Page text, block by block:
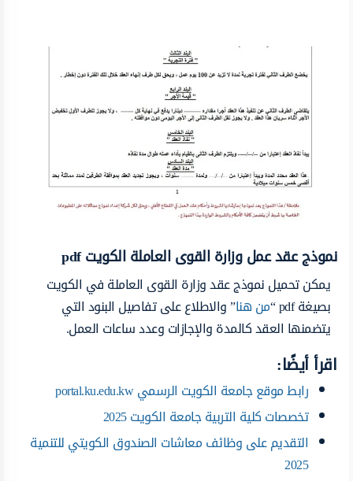
نموذج عقد عمل وزارة القوى العاملة الكويت pdf
يمكن تحميل نموذج عقد وزارة القوى العاملة في الكويت
بصيغة pdf “
من هنا” والاطلاع على تفاصيل البنود التي
يتضمنها العقد كالمدة والإجازات وعدد ساعات العمل.
اقرأ أيضًا:
رابط موقع جامعة الكويت الرسمي portal.ku.edu.kw
تخصصات كلية التربية جامعة الكويت 2025
التقديم على وظائف معاشات الصندوق الكويتي للتنمية
2025